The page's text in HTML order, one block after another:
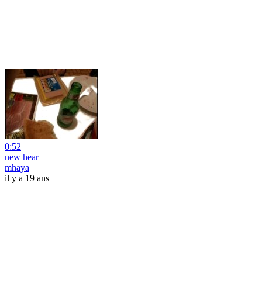
0:52
new hear
mhaya
il y a 19 ans